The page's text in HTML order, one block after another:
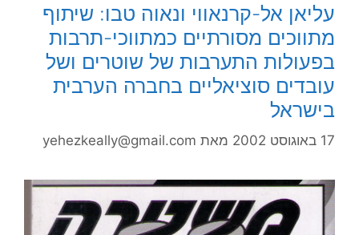
עליאן אל-קרנאווי ונאוה טבו: שיתוף
מתווכים מסורתיים כמתווכי-תרבות
בפעולות התערבות של שוטרים ושל
עובדים סוציאליים בחברה הערבית
בישראל
17 באוגוסט 2002 מאת yehezkeally@gmail.com